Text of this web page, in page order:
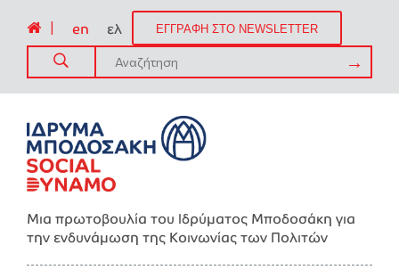
en ελ ΕΓΓΡΑΦΗ ΣΤΟ NEWSLETTER
Μια πρωτοβουλία του Ιδρύματος Μποδοσάκη για
την ενδυνάμωση της Kοινωνίας των Πολιτών